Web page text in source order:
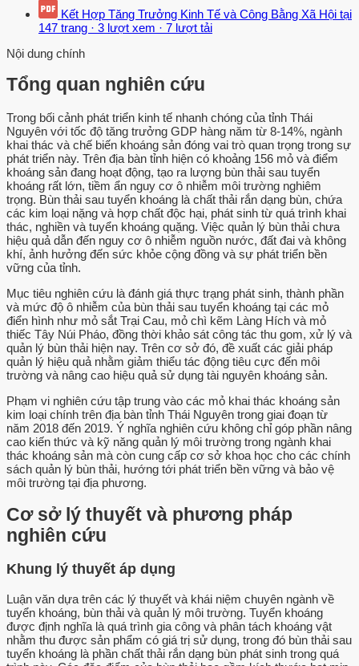
Kết Hợp Tăng Trưởng Kinh Tế và Công Bằng Xã Hội tại
147 trang · 3 lượt xem · 7 lượt tải
Nội dung chính
Tổng quan nghiên cứu
Trong bối cảnh phát triển kinh tế nhanh chóng của tỉnh Thái
Nguyên với tốc độ tăng trưởng GDP hàng năm từ 8-14%, ngành
khai thác và chế biến khoáng sản đóng vai trò quan trọng trong sự
phát triển này. Trên địa bàn tỉnh hiện có khoảng 156 mỏ và điểm
khoáng sản đang hoạt động, tạo ra lượng bùn thải sau tuyển
khoáng rất lớn, tiềm ẩn nguy cơ ô nhiễm môi trường nghiêm
trọng. Bùn thải sau tuyển khoáng là chất thải rắn dạng bùn, chứa
các kim loại nặng và hợp chất độc hại, phát sinh từ quá trình khai
thác, nghiền và tuyển khoáng quặng. Việc quản lý bùn thải chưa
hiệu quả dẫn đến nguy cơ ô nhiễm nguồn nước, đất đai và không
khí, ảnh hưởng đến sức khỏe cộng đồng và sự phát triển bền
vững của tỉnh.
Mục tiêu nghiên cứu là đánh giá thực trạng phát sinh, thành phần
và mức độ ô nhiễm của bùn thải sau tuyển khoáng tại các mỏ
điển hình như mỏ sắt Trại Cau, mỏ chì kẽm Làng Hích và mỏ
thiếc Tây Núi Pháo, đồng thời khảo sát công tác thu gom, xử lý và
quản lý bùn thải hiện nay. Trên cơ sở đó, đề xuất các giải pháp
quản lý hiệu quả nhằm giảm thiểu tác động tiêu cực đến môi
trường và nâng cao hiệu quả sử dụng tài nguyên khoáng sản.
Phạm vi nghiên cứu tập trung vào các mỏ khai thác khoáng sản
kim loại chính trên địa bàn tỉnh Thái Nguyên trong giai đoạn từ
năm 2018 đến 2019. Ý nghĩa nghiên cứu không chỉ góp phần nâng
cao kiến thức và kỹ năng quản lý môi trường trong ngành khai
thác khoáng sản mà còn cung cấp cơ sở khoa học cho các chính
sách quản lý bùn thải, hướng tới phát triển bền vững và bảo vệ
môi trường tại địa phương.
Cơ sở lý thuyết và phương pháp
nghiên cứu
Khung lý thuyết áp dụng
Luận văn dựa trên các lý thuyết và khái niệm chuyên ngành về
tuyển khoáng, bùn thải và quản lý môi trường. Tuyển khoáng
được định nghĩa là quá trình gia công và phân tách khoáng vật
nhằm thu được sản phẩm có giá trị sử dụng, trong đó bùn thải sau
tuyển khoáng là phần chất thải rắn dạng bùn phát sinh trong quá